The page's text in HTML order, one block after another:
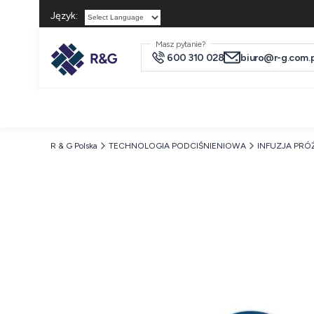
Język:
Powered by
Masz pytanie?
600 310 028 biuro@r-
R & G Polska TECHNOLOGIA PODCIŚNIENIOWA INFUZJA